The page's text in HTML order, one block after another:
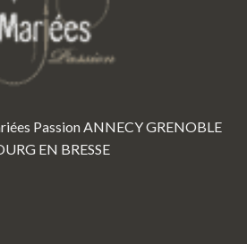
PassionANNECYGRENOBLE
EN BRESSE